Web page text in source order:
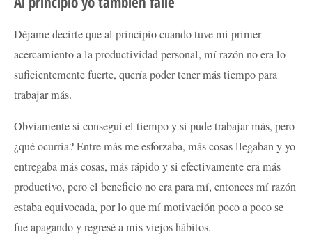
Déjame decirte que al principio cuando tuve mi primer
acercamiento a la productividad personal, mí razón no era lo
suficientemente fuerte, quería poder tener más tiempo para
trabajar más.
Obviamente si conseguí el tiempo y si pude trabajar más, pero
¿qué ocurría? Entre más me esforzaba, más cosas llegaban y yo
entregaba más cosas, más rápido y si efectivamente era más
productivo, pero el beneficio no era para mí, entonces mí razón
estaba equivocada, por lo que mí motivación poco a poco se
fue apagando y regresé a mis viejos hábitos.